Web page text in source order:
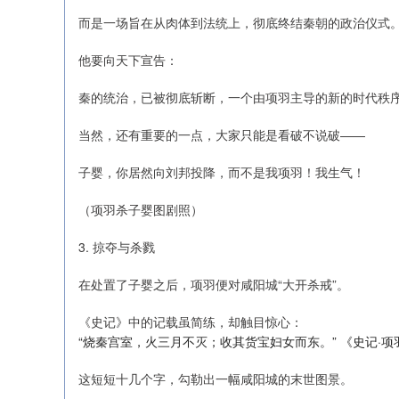
而是一场旨在从肉体到法统上，彻底终结秦朝的政治仪式。
他要向天下宣告：
秦的统治，已被彻底斩断，一个由项羽主导的新的时代秩
当然，还有重要的一点，大家只能是看破不说破——
子婴，你居然向刘邦投降，而不是我项羽！我生气！
（项羽杀子婴图剧照）
3. 掠夺与杀戮
在处置了子婴之后，项羽便对咸阳城“大开杀戒”。
《史记》中的记载虽简练，却触目惊心：
“烧秦宫室，火三月不灭；收其货宝妇女而东。” 《史记·项
这短短十几个字，勾勒出一幅咸阳城的末世图景。